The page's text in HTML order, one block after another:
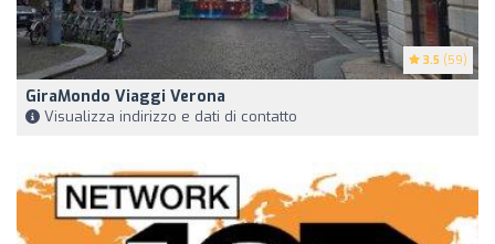
3.5 (59)
GiraMondo Viaggi Verona
Visualizza indirizzo e dati di contatto